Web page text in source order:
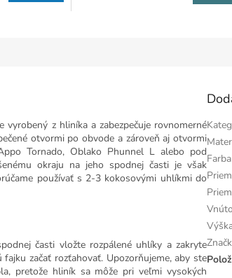
z hliníka a zabezpečuje rovnomerné
otvormi po obvode a zároveň aj otvormi
Tornado, Oblako Phunnel L alebo pod
okraju na jeho spodnej časti je však
používať s 2-3 kokosovými uhlíkmi do
časti vložte rozpálené uhlíky a zakryte
začať rozťahovať. Upozorňujeme, aby ste
pretože hliník sa môže pri veľmi vysokých